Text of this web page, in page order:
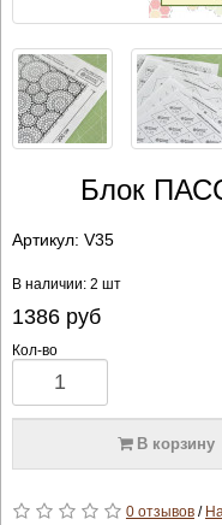
Блок
Артикул: V35
В наличии: 2 шт
1386руб
Кол-во
В корзину
0 отзывов/